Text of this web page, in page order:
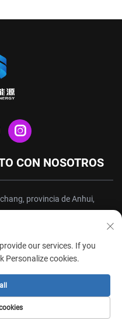
CON NOSOTROS
provincia de Anhui,
Technology Co., Ltd. Todos
our services. If you
Personalize cookies.